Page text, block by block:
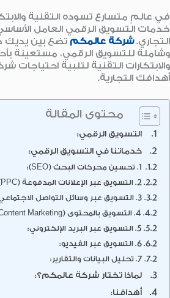
في عالمٍ متسارع تسوده التقنية
خدمات التسويق الرقمي العامل
التجاري.شركة عالمكم تضع بين يديك
وشاملة للتسويق الرقمي، مستعينة
والابتكارات التقنية لتلبية احتياجات
أهدافك التجارية.
محتوى المقالة
التسويق الرقمي:
خدماتنا في التسويق الرقمي:
1. تحسين محركات البحث (SEO):
2. التسويق عبر الإعلانات المدفوعة (PPC):
3. التسويق عبر وسائل التواصل الاجتماعي (SMM):
4. التسويق بالمحتوى (Content Marketing):
5. التسويق عبر البريد الإلكتروني:
6. التسويق عبر الفيديو:
7. تحليل البيانات والتقارير:
لماذا تختار شركة عالمكم؟:
أهدافنا: